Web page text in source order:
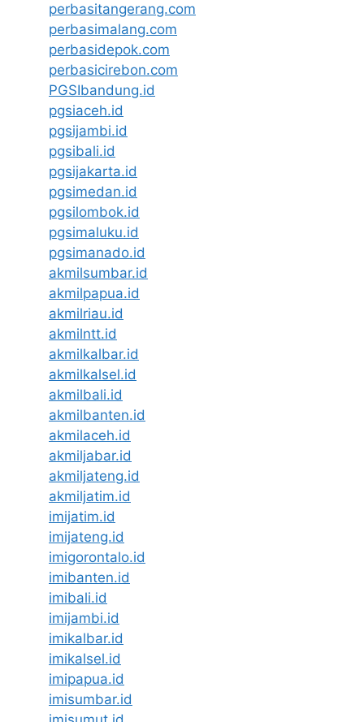
perbasitangerang.com
perbasimalang.com
perbasidepok.com
perbasicirebon.com
PGSIbandung.id
pgsiaceh.id
pgsijambi.id
pgsibali.id
pgsijakarta.id
pgsimedan.id
pgsilombok.id
pgsimaluku.id
pgsimanado.id
akmilsumbar.id
akmilpapua.id
akmilriau.id
akmilntt.id
akmilkalbar.id
akmilkalsel.id
akmilbali.id
akmilbanten.id
akmilaceh.id
akmiljabar.id
akmiljateng.id
akmiljatim.id
imijatim.id
imijateng.id
imigorontalo.id
imibanten.id
imibali.id
imijambi.id
imikalbar.id
imikalsel.id
imipapua.id
imisumbar.id